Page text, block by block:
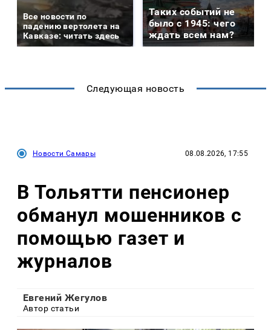
Все новости по
падению вертолета на
Кавказе: читать здесь
Таких событий не
было с 1945: чего
ждать всем нам?
Следующая новость
Новости Самары 08.08.2026, 17:55
В Тольятти пенсионер
обманул мошенников с
помощью газет и
журналов
Евгений Жегулов
Автор статьи